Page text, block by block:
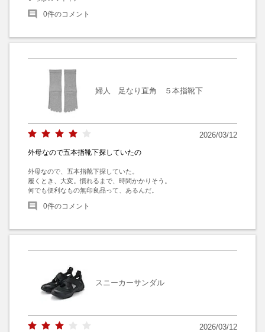
0件のコメント
婦人 足なり直角 ５本指靴下
2026/03/12
外母なので五本指靴下探していたの
外母なので、五本指靴下探していた。
履くとき、大変。慣れるまで、時間かかりそう。
何でも便利なもの無印良品って、あるんだ。
0件のコメント
スニーカーサンダル
2026/03/12